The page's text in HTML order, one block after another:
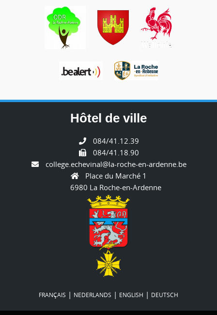
Hôtel de ville
084/41.12.39
084/41.18.90
college.echevinal@la-roche-en-ardenne.be
Place du Marché 1
6980 La Roche-en-Ardenne
FRANÇAIS | NEDERLANDS | ENGLISH | DEUTSCH